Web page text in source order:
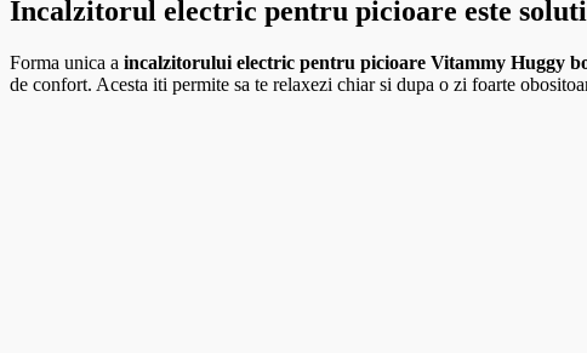
Incalzitorul electric pentru picioare este
Forma unica a incalzitorului electric pentru picioare Vitammy Huggy
de confort. Acesta iti permite sa te relaxezi chiar si dupa o zi foarte